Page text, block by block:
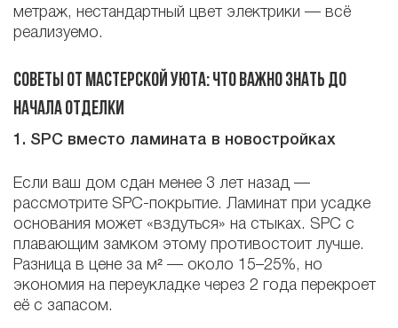
метраж, нестандартный цвет электрики — всё
реализуемо.
Советы от Мастерской Уюта: что важно знать до
начала отделки
1. SPC вместо ламината в новостройках
Если ваш дом сдан менее 3 лет назад —
рассмотрите SPC-покрытие. Ламинат при усадке
основания может «вздуться» на стыках. SPC с
плавающим замком этому противостоит лучше.
Разница в цене за м² — около 15–25%, но
экономия на переукладке через 2 года перекроет
её с запасом.